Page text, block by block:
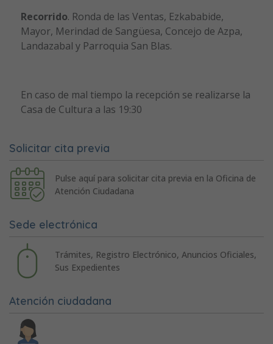
Recorrido. Ronda de las Ventas, Ezkababide,
Mayor, Merindad de Sangüesa, Concejo de Azpa,
Landazabal y Parroquia San Blas.
En caso de mal tiempo la recepción se realizarse la
Casa de Cultura a las 19:30
Solicitar cita previa
Pulse aquí para solicitar cita previa en la Oficina de
Atención Ciudadana
Sede electrónica
Trámites, Registro Electrónico, Anuncios Oficiales,
Sus Expedientes
Atención ciudadana